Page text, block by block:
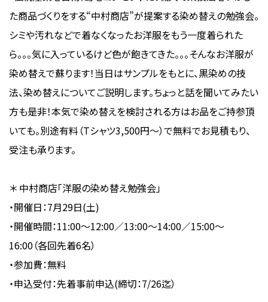
た商品づくりをする“中村商店”が提案する染め替えの勉強会。
シミや汚れなどで着なくなったお洋服をもう一度着られた
ら。。。気に入っているけど色が飽きてきた。。。そんなお洋服が
染め替えで蘇ります！当日はサンプルをもとに、黒染めの技
法、染め替えについてご説明します。ちょっと話を聞いてみたい
方も是非！本気で染め替えを検討される方はお品をご持参頂
いても。別途有料（Tシャツ3,500円〜）で無料でお見積もり、
受注も承ります。
＊ 中村商店「洋服の染め替え勉強会」
・開催日：7月29日(土)
・開催時間：11:00〜12:00／13:00〜14:00／15:00〜
16:00（各回先着6名）
・参加費：無料
・申込受付：先着事前申込(締切：7/26迄）